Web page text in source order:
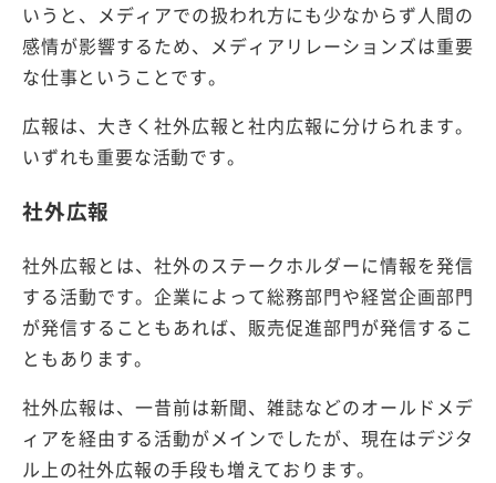
いうと、メディアでの扱われ方にも少なからず人間の
感情が影響するため、メディアリレーションズは重要
な仕事ということです。
広報は、大きく社外広報と社内広報に分けられます。
いずれも重要な活動です。
社外広報
社外広報とは、社外のステークホルダーに情報を発信
する活動です。企業によって総務部門や経営企画部門
が発信することもあれば、販売促進部門が発信するこ
ともあります。
社外広報は、一昔前は新聞、雑誌などのオールドメデ
ィアを経由する活動がメインでしたが、現在はデジタ
ル上の社外広報の手段も増えております。